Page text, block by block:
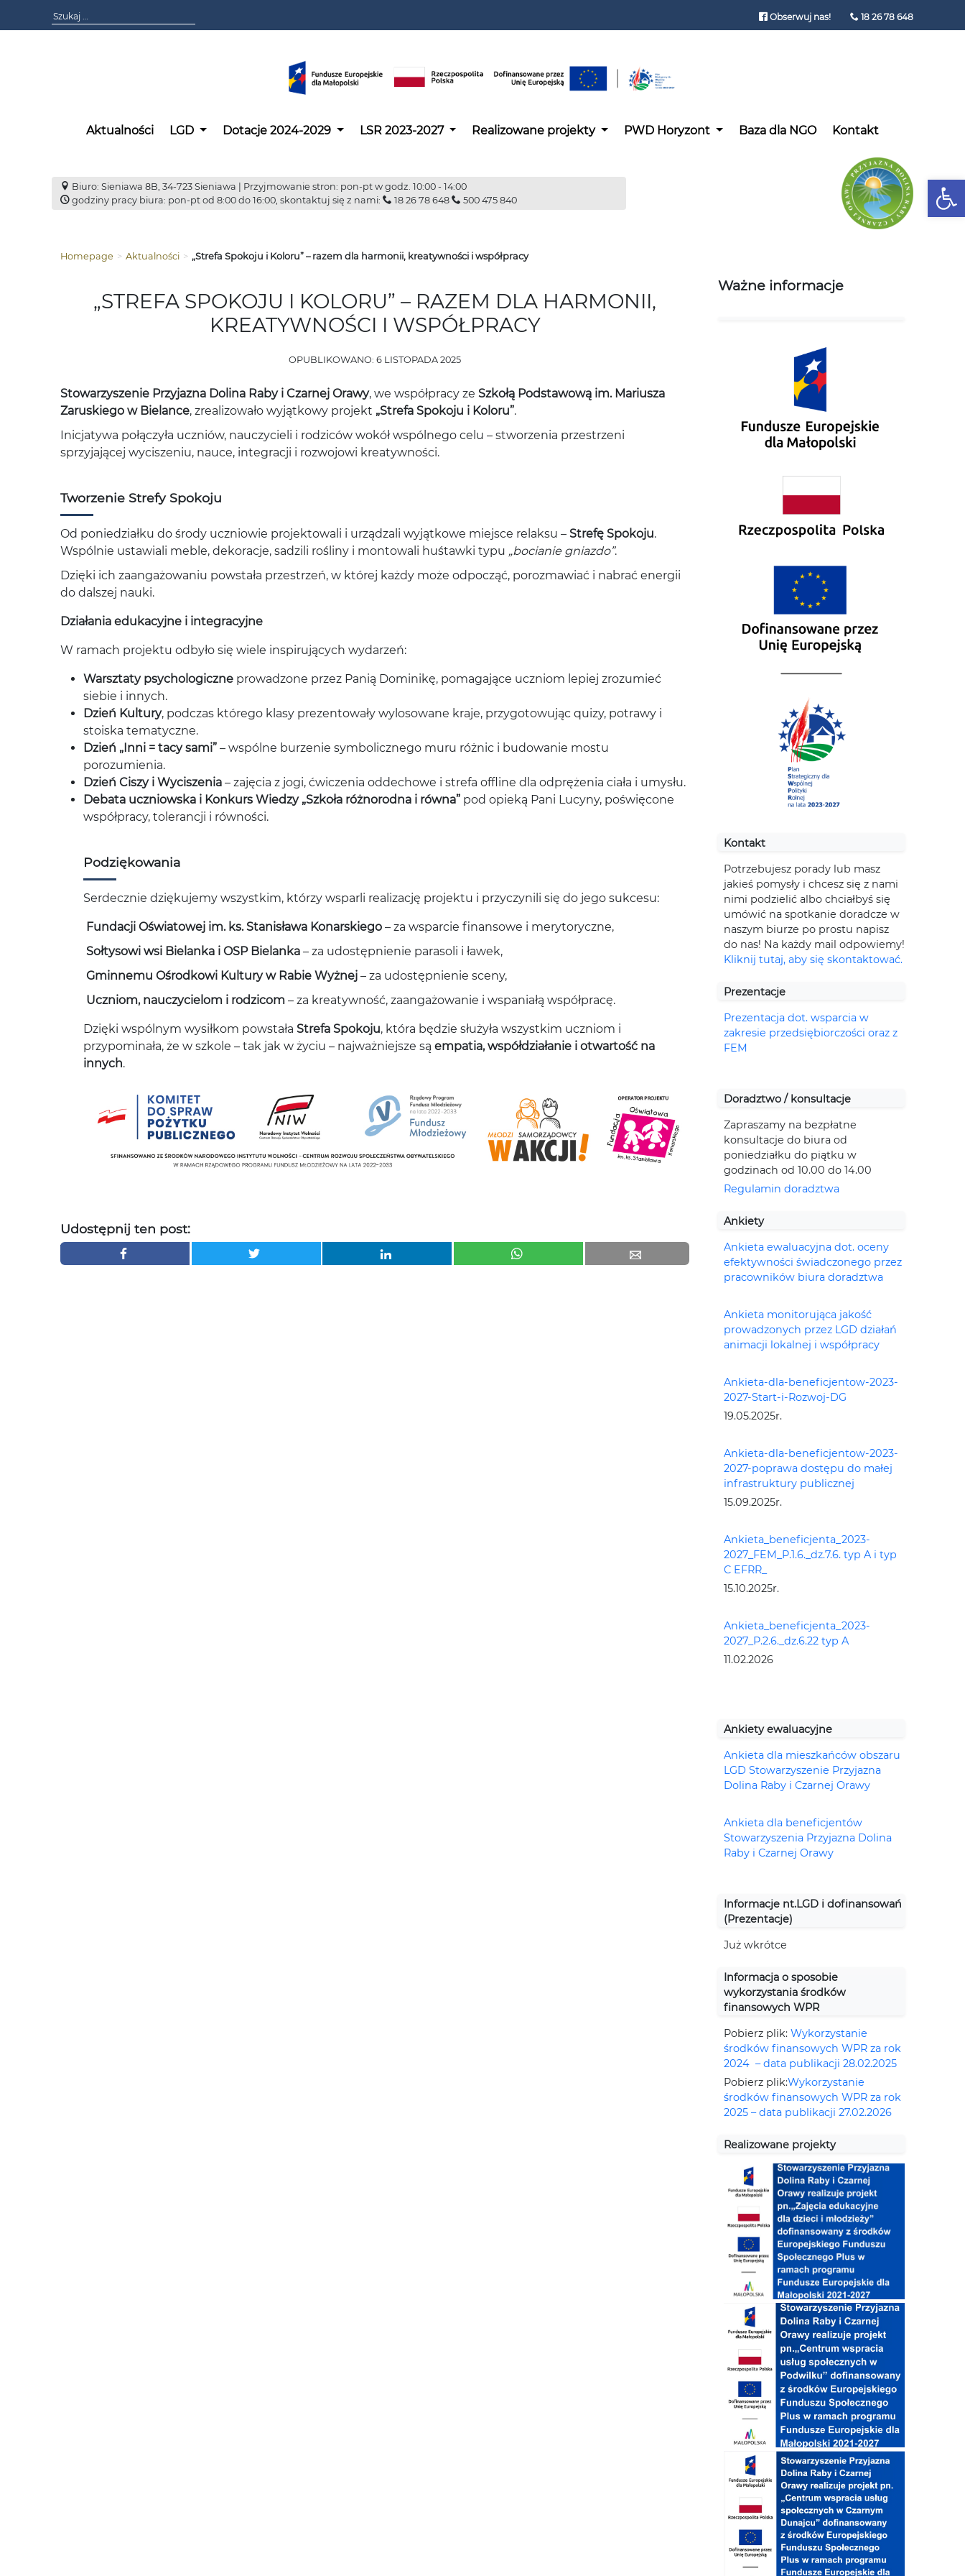
Obserwuj nas! 18 26 78 648
Aktualności LGD Dotacje 2024-2029 LSR 2023-2027 Realizowane projekty PWD Horyzont Baza dla NGO Kontakt
Biuro: Sieniawa 8B, 34-723 Sieniawa | Przyjmowanie stron: pon-pt w godz. 10:00 - 14:00
godziny pracy biura: pon-pt od 8:00 do 16:00, skontaktuj się z nami:
18 26 78 648 500 475 840
Homepage > Aktualności > „Strefa Spokoju i Koloru” – razem dla harmonii, kreatywności i współpracy
„STREFA SPOKOJU I KOLORU” – RAZEM DLA HARMONII,
KREATYWNOŚCI I WSPÓŁPRACY
OPUBLIKOWANO: 6 LISTOPADA 2025
Stowarzyszenie Przyjazna Dolina Raby i Czarnej Orawy, we współpracy ze Szkołą Podstawową im. Mariusza
Zaruskiego w Bielance, zrealizowało wyjątkowy projekt „Strefa Spokoju i Koloru”.
Inicjatywa połączyła uczniów, nauczycieli i rodziców wokół wspólnego celu – stworzenia przestrzeni
sprzyjającej wyciszeniu, nauce, integracji i rozwojowi kreatywności.
Tworzenie Strefy Spokoju
Od poniedziałku do środy uczniowie projektowali i urządzali wyjątkowe miejsce relaksu – Strefę Spokoju.
Wspólnie ustawiali meble, dekoracje, sadzili rośliny i montowali huśtawki typu „bocianie gniazdo”.
Dzięki ich zaangażowaniu powstała przestrzeń, w której każdy może odpocząć, porozmawiać i nabrać energii
do dalszej nauki.
Działania edukacyjne i integracyjne
W ramach projektu odbyło się wiele inspirujących wydarzeń:
Warsztaty psychologiczne prowadzone przez Panią Dominikę, pomagające uczniom lepiej zrozumieć
siebie i innych.
Dzień Kultury, podczas którego klasy prezentowały wylosowane kraje, przygotowując quizy, potrawy i
stoiska tematyczne.
Dzień „Inni = tacy sami” – wspólne burzenie symbolicznego muru różnic i budowanie mostu
porozumienia.
Dzień Ciszy i Wyciszenia – zajęcia z jogi, ćwiczenia oddechowe i strefa offline dla odprężenia ciała i umysłu.
Debata uczniowska i Konkurs Wiedzy „Szkoła różnorodna i równa” pod opieką Pani Lucyny, poświęcone
współpracy, tolerancji i równości.
Podziękowania
Serdecznie dziękujemy wszystkim, którzy wsparli realizację projektu i przyczynili się do jego sukcesu:
Fundacji Oświatowej im. ks. Stanisława Konarskiego – za wsparcie finansowe i merytoryczne,
Sołtysowi wsi Bielanka i OSP Bielanka – za udostępnienie parasoli i ławek,
Gminnemu Ośrodkowi Kultury w Rabie Wyżnej – za udostępnienie sceny,
Uczniom, nauczycielom i rodzicom – za kreatywność, zaangażowanie i wspaniałą współpracę.
Dzięki wspólnym wysiłkom powstała Strefa Spokoju, która będzie służyła wszystkim uczniom i
przypominała, że w szkole – tak jak w życiu – najważniejsze są empatia, współdziałanie i otwartość na
innych.
Udostępnij ten post:
Ważne informacje
Kontakt
Potrzebujesz porady lub masz
jakieś pomysły i chcesz się z nami
nimi podzielić albo chciałbyś się
umówić na spotkanie doradcze w
naszym biurze po prostu napisz
do nas! Na każdy mail odpowiemy!
Kliknij tutaj, aby się skontaktować.
Prezentacje
Prezentacja dot. wsparcia w
zakresie przedsiębiorczości oraz z
FEM
Doradztwo / konsultacje
Zapraszamy na bezpłatne
konsultacje do biura od
poniedziałku do piątku w
godzinach od 10.00 do 14.00
Regulamin doradztwa
Ankiety
Ankieta ewaluacyjna dot. oceny
efektywności świadczonego przez
pracowników biura doradztwa
Ankieta monitorująca jakość
prowadzonych przez LGD działań
animacji lokalnej i współpracy
Ankieta-dla-beneficjentow-2023-
2027-Start-i-Rozwoj-DG
19.05.2025r.
Ankieta-dla-beneficjentow-2023-
2027-poprawa dostępu do małej
infrastruktury publicznej
15.09.2025r.
Ankieta_beneficjenta_2023-
2027_FEM_P.1.6._dz.7.6. typ A i typ
C EFRR_
15.10.2025r.
Ankieta_beneficjenta_2023-
2027_P.2.6._dz.6.22 typ A
11.02.2026
Ankiety ewaluacyjne
Ankieta dla mieszkańców obszaru
LGD Stowarzyszenie Przyjazna
Dolina Raby i Czarnej Orawy
Ankieta dla beneficjentów
Stowarzyszenia Przyjazna Dolina
Raby i Czarnej Orawy
Informacje nt.LGD i dofinansowań
(Prezentacje)
Już wkrótce
Informacja o sposobie
wykorzystania środków
finansowych WPR
Pobierz plik: Wykorzystanie
środków finansowych WPR za rok
2024 – data publikacji 28.02.2025
Pobierz plik:Wykorzystanie
środków finansowych WPR za rok
2025 – data publikacji 27.02.2026
Realizowane projekty